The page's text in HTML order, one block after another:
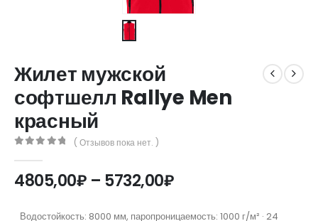
Жилет мужской
софтшелл Rallye Men
красный
( Отзывов пока нет. )
4805,00₽ – 5732,00₽Диапазон
4805,00₽
Водостойкость: 8000 мм, паропроницаемость: 1000 г/м² · 24